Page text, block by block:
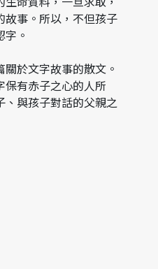
故事。所以，不但孩子
。
於文字故事的散文。
保有赤子之心的人所
、與孩子對話的父親之